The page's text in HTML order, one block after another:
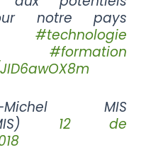
notre pays
#technologie
#formation
MIS
12 de